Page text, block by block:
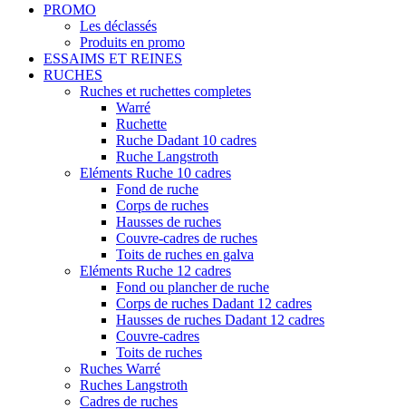
PROMO
Les déclassés
Produits en promo
ESSAIMS ET REINES
RUCHES
Ruches et ruchettes completes
Warré
Ruchette
Ruche Dadant 10 cadres
Ruche Langstroth
Eléments Ruche 10 cadres
Fond de ruche
Corps de ruches
Hausses de ruches
Couvre-cadres de ruches
Toits de ruches en galva
Eléments Ruche 12 cadres
Fond ou plancher de ruche
Corps de ruches Dadant 12 cadres
Hausses de ruches Dadant 12 cadres
Couvre-cadres
Toits de ruches
Ruches Warré
Ruches Langstroth
Cadres de ruches